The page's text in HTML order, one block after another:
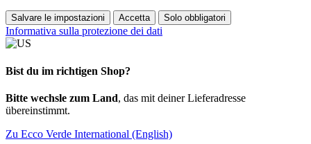
Salvare le impostazioni Accetta Solo obbligatori
Informativa sulla protezione dei dati
Bist du im richtigen Shop?
Bitte wechsle zum Land, das mit deiner Lieferadresse
übereinstimmt.
Zu Ecco Verde International (English)